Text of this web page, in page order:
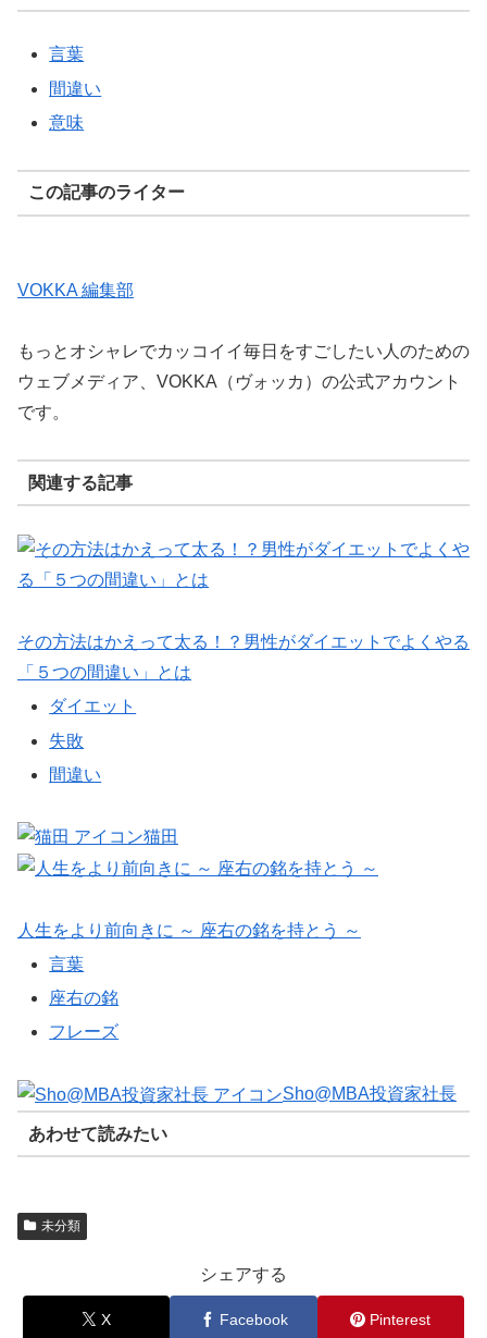
言葉
間違い
意味
この記事のライター
VOKKA 編集部
もっとオシャレでカッコイイ毎日をすごしたい人のための
ウェブメディア、VOKKA（ヴォッカ）の公式アカウント
です。
関連する記事
その方法はかえって太る！？男性がダイエットでよくやる
「５つの間違い」とは
ダイエット
失敗
間違い
猫田
人生をより前向きに ～ 座右の銘を持とう ～
言葉
座右の銘
フレーズ
Sho@MBA投資家社長
あわせて読みたい
未分類
シェアする
X Facebook Pinterest